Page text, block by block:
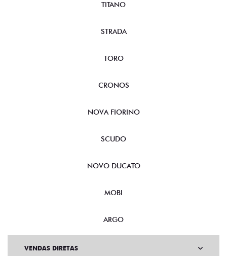
TITANO
STRADA
TORO
CRONOS
NOVA FIORINO
SCUDO
NOVO DUCATO
MOBI
ARGO
VENDAS DIRETAS